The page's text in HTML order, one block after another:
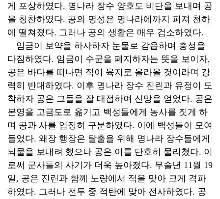
게 포상하였다. 명나라 장수 양호도 비단을 보내며 공
을 칭찬하였다. 공의 명성은 명나라에까지 퍼져 천하
에 떨쳐졌다. 그러나 공의 생활은 매우 검소하였다.
임금이 보약을 하사하자 눈물로 감읍하며 충성을
다짐하였다. 임금이 수군을 폐지하자는 뜻을 보이자,
공은 바다를 떠나면 적이 육지로 올라올 것이라며 강
력히 반대하였다. 이후 명나라 장수 진린과 유정이 도
착하자 공은 그들을 잘 대접하여 신망을 얻었다. 공은
본영을 고금도로 옮기고 백성들에게 농사를 짓게 하
며 공과 사를 엄정히 구분하였다. 이에 백성들이 모여
들었다. 왜장 행장은 탈출을 위해 명나라 장수들에게
뇌물을 보내려 했으나 공은 이를 단호히 물리쳤다. 이
로써 군사들의 사기가 더욱 높아졌다. 무술년 11월 19
일, 공은 진린과 함께 노량에서 적을 맞아 크게 격파
하였다. 그러나 전투 중 적탄에 맞아 전사하였다. 공